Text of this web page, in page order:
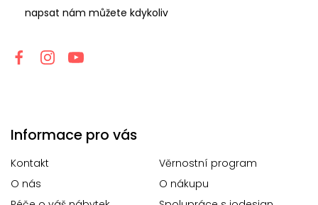
napsat nám můžete kdykoliv
Informace pro vás
Kontakt
Věrnostní program
O nás
O nákupu